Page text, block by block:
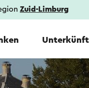
Zuid-Limburg